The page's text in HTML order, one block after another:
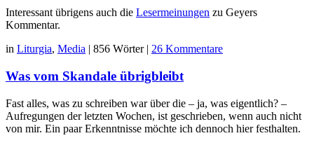
Interessant übrigens auch die Lesermeinungen zu Geyers
Kommentar.
in Liturgia, Media | 856 Wörter | 26 Kommentare
Was vom Skandale übrigbleibt
Fast alles, was zu schreiben war über die – ja, was eigentlich? –
Aufregungen der letzten Wochen, ist geschrieben, wenn auch nicht
von mir. Ein paar Erkenntnisse möchte ich dennoch hier festhalten.